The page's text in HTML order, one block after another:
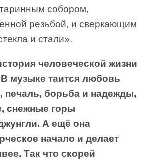
собором,
резьбой, и сверкающим
и стали».
человеческой жизни
музыке таится любовь
печаль, борьба и надежды,
снежные горы
А ещё она
начало и делает
Так что скорей